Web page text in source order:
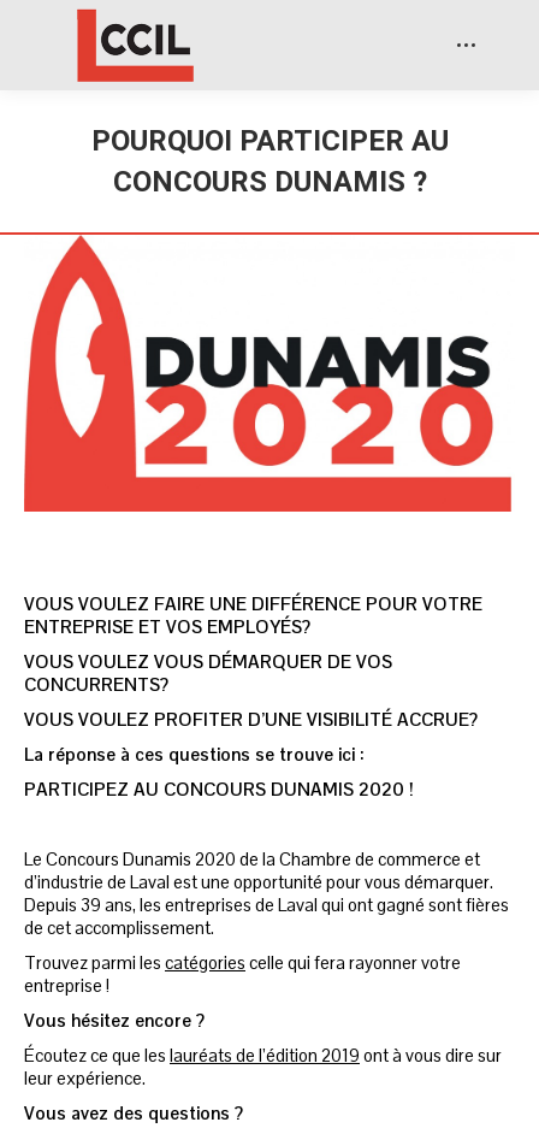
POURQUOI PARTICIPER AU
CONCOURS DUNAMIS ?
VOUS VOULEZ FAIRE UNE DIFFÉRENCE POUR VOTRE
ENTREPRISE ET VOS EMPLOYÉS?
VOUS VOULEZ VOUS DÉMARQUER DE VOS
CONCURRENTS?
VOUS VOULEZ PROFITER D’UNE VISIBILITÉ ACCRUE?
La réponse à ces questions se trouve ici :
PARTICIPEZ AU CONCOURS DUNAMIS 2020 !
Le Concours Dunamis 2020 de la Chambre de commerce et
d’industrie de Laval est une opportunité pour vous démarquer.
Depuis 39 ans, les entreprises de Laval qui ont gagné sont fières
de cet accomplissement.
Trouvez parmi les catégories celle qui fera rayonner votre
entreprise !
Vous hésitez encore ?
Écoutez ce que les lauréats de l’édition 2019 ont à vous dire sur
leur expérience.
Vous avez des questions ?